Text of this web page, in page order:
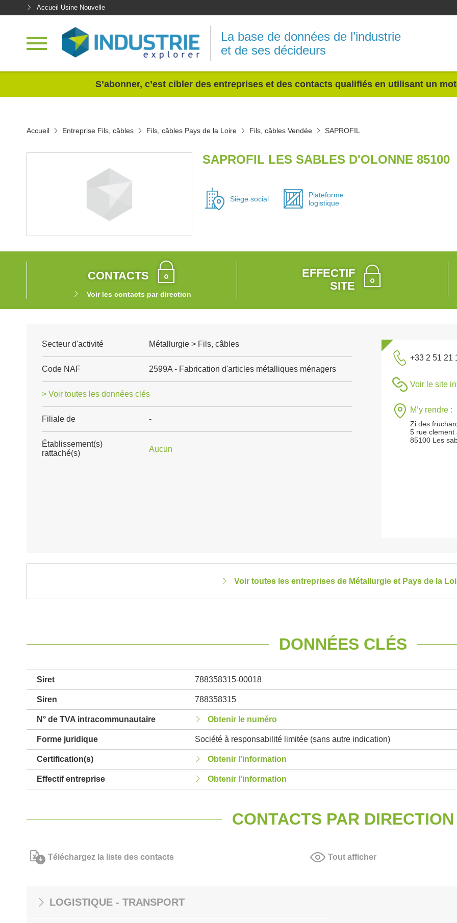
Accueil Usine Nouvelle
La base de données de l’industrie
et de ses décideurs
S’abonner, c’est cibler des entreprises et des contacts qualifiés en utilisant un
Accueil Entreprise Fils, câbles Fils, câbles Pays de la Loire Fils, câbles Vendée SAPROFIL
SAPROFIL LES SABLES D'OLONNE 85100
Siège social
Plateforme
logistique
CONTACTS
Voir les contacts par direction
EFFECTIF
SITE
Secteur d'activité Métallurgie > Fils, câbles
Code NAF 2599A - Fabrication d'articles métalliques ménagers
> Voir toutes les données clés
Filiale de -
Établissement(s)
rattaché(s)
Aucun
+33 2 51 21
Voir le site
M’y rendre :
Zi des
5 rue clement
85100 Les
Voir toutes les entreprises de Métallurgie et Pays de la
DONNÉES CLÉS
Siret 788358315-00018
Siren 788358315
N° de TVA intracommunautaire Obtenir le numéro
Forme juridique Société à responsabilité limitée (sans autre indication)
Certification(s) Obtenir l'information
Effectif entreprise Obtenir l'information
CONTACTS PAR DIRECTION
Téléchargez la liste des contacts Tout afficher
LOGISTIQUE - TRANSPORT